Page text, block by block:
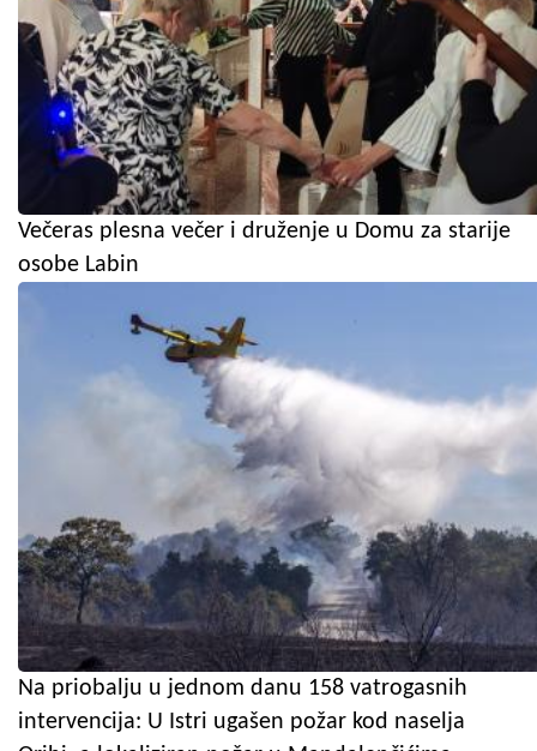
Večeras plesna večer i druženje u Domu za starije
osobe Labin
Na priobalju u jednom danu 158 vatrogasnih
intervencija: U Istri ugašen požar kod naselja